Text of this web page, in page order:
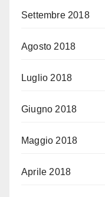
Settembre 2018
Agosto 2018
Luglio 2018
Giugno 2018
Maggio 2018
Aprile 2018